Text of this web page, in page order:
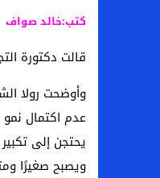
كتب:خالد صواف
قالت دكتورة
وأوضحت رولا
عدم اكتمال
يحتجن إلى
ويصبح صغيرًا